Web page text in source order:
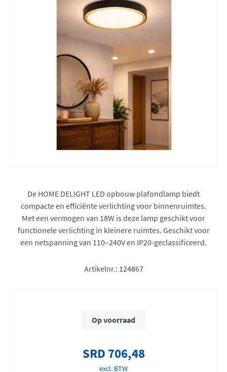
De HOME DELIGHT LED opbouw plafondlamp biedt
compacte en efficiënte verlichting voor binnenruimtes.
Met een vermogen van 18W is deze lamp geschikt voor
functionele verlichting in kleinere ruimtes. Geschikt voor
een netspanning van 110–240V en IP20-geclassificeerd.
Artikelnr.: 124867
Op voorraad
SRD 706,48
excl. BTW